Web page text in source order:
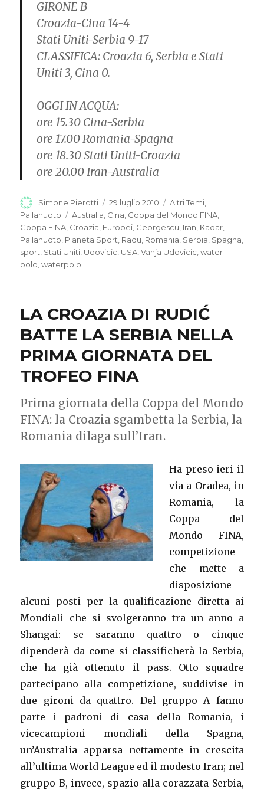
GIRONE B
Croazia-Cina 14-4
Stati Uniti-Serbia 9-17
CLASSIFICA: Croazia 6, Serbia e Stati
Uniti 3, Cina 0.
OGGI IN ACQUA:
ore 15.30 Cina-Serbia
ore 17.00 Romania-Spagna
ore 18.30 Stati Uniti-Croazia
ore 20.00 Iran-Australia
Autore
Simone Pierotti
Pubblicato
il
29 luglio 2010 Categorie
Altri Temi,
Pallanuoto
Tag
Australia, Cina, Coppa del Mondo FINA,
Coppa FINA, Croazia, Europei, Georgescu, Iran, Kadar,
Pallanuoto, Pianeta Sport, Radu, Romania, Serbia, Spagna,
sport, Stati Uniti, Udovicic, USA,Vanja Udovicic,water
polo,waterpolo
LA CROAZIA DI RUDIĆ
BATTE LA SERBIA NELLA
PRIMA GIORNATA DEL
TROFEO FINA
Prima giornata della Coppa del Mondo
FINA: la Croazia sgambetta la Serbia, la
Romania dilaga sull’Iran.
Ha preso ieri il
via a Oradea, in
Romania, la
Coppa del
Mondo FINA,
competizione
che mette a
disposizione
alcuni posti per la qualificazione diretta ai
Mondiali che si svolgeranno tra un anno a
Shangai: se saranno quattro o cinque
dipenderà da come si classificherà la Serbia,
che ha già ottenuto il pass. Otto squadre
partecipano alla competizione, suddivise in
due gironi da quattro. Del gruppo A fanno
parte i padroni di casa della Romania, i
vicecampioni mondiali della Spagna,
un’Australia apparsa nettamente in crescita
all’ultima World League ed il modesto Iran; nel
gruppo B, invece, spazio alla corazzata Serbia,